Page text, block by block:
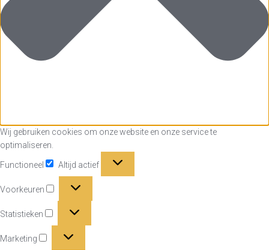
Wij gebruiken cookies om onze website en onze service te
optimaliseren.
Functioneel Altijd actief
Voorkeuren
Statistieken
Marketing
Marketing